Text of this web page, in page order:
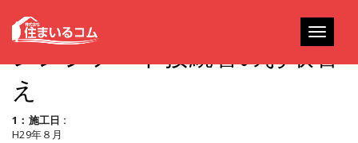
Toggle
レンジフード接続管のお取替
え
1：施工日 :
H29年８月